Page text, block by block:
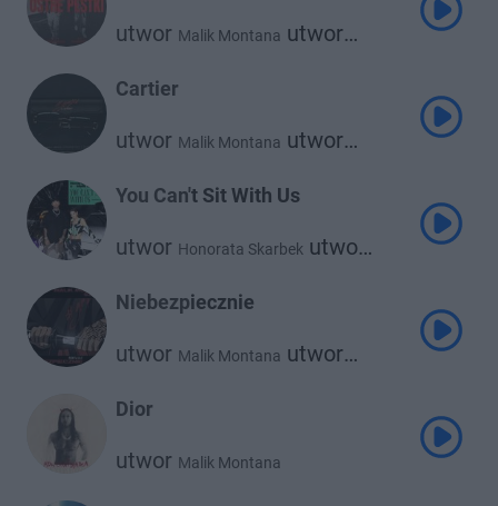
utwor Malik Montana utwor
Cartier
utwor Malik Montana utwor
utwor Josef Bratan
You Can't Sit With Us
utwor Honorata Skarbek utwor
Niebezpiecznie
utwor Malik Montana utwor
Dior
utwor Malik Montana